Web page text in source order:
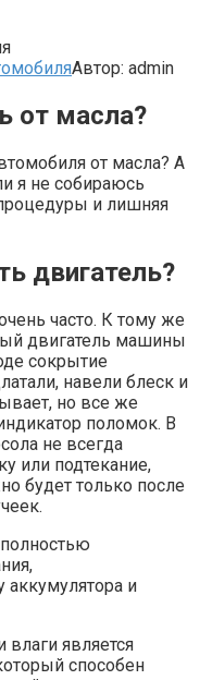
Автор: admin
от масла?
от масла? А
я не собираюсь
и лишняя
двигатель?
часто. К тому же
двигатель машины
сокрытие
навели блеск и
но все же
поломок. В
не всегда
или подтекание,
будет только после
и
является
способен